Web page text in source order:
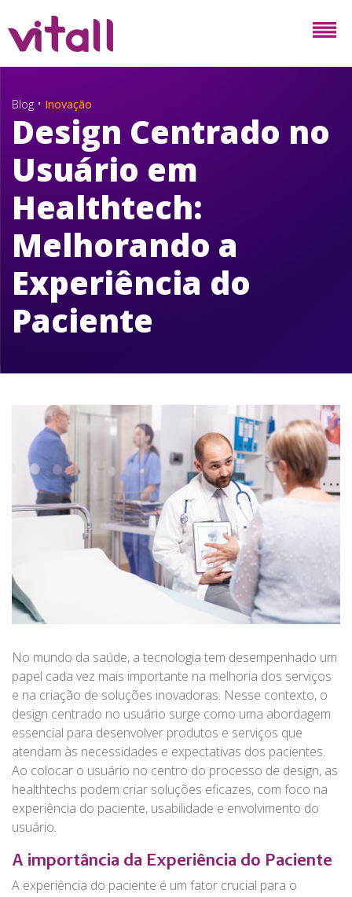
Blog • Inovação
Design Centrado no
Usuário em
Healthtech:
Melhorando a
Experiência do
Paciente
No mundo da saúde, a tecnologia tem desempenhado um
papel cada vez mais importante na melhoria dos serviços
e na criação de soluções inovadoras. Nesse contexto, o
design centrado no usuário surge como uma abordagem
essencial para desenvolver produtos e serviços que
atendam às necessidades e expectativas dos pacientes.
Ao colocar o usuário no centro do processo de design, as
healthtechs podem criar soluções eficazes, com foco na
experiência do paciente, usabilidade e envolvimento do
usuário.
A importância da Experiência do Paciente
A experiência do paciente é um fator crucial para o